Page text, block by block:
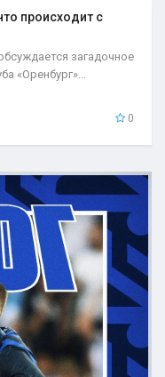
происходит с
загадочное
«Оренбург»...
0